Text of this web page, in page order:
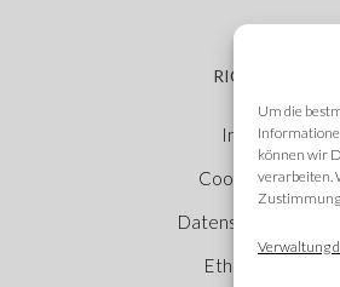
Um die
können wir
verarbeiten.
Zustimmung
Verwaltung
RICHTLINIEN
Impressum
Cookie-Richtlinie
Ethischer Kanal